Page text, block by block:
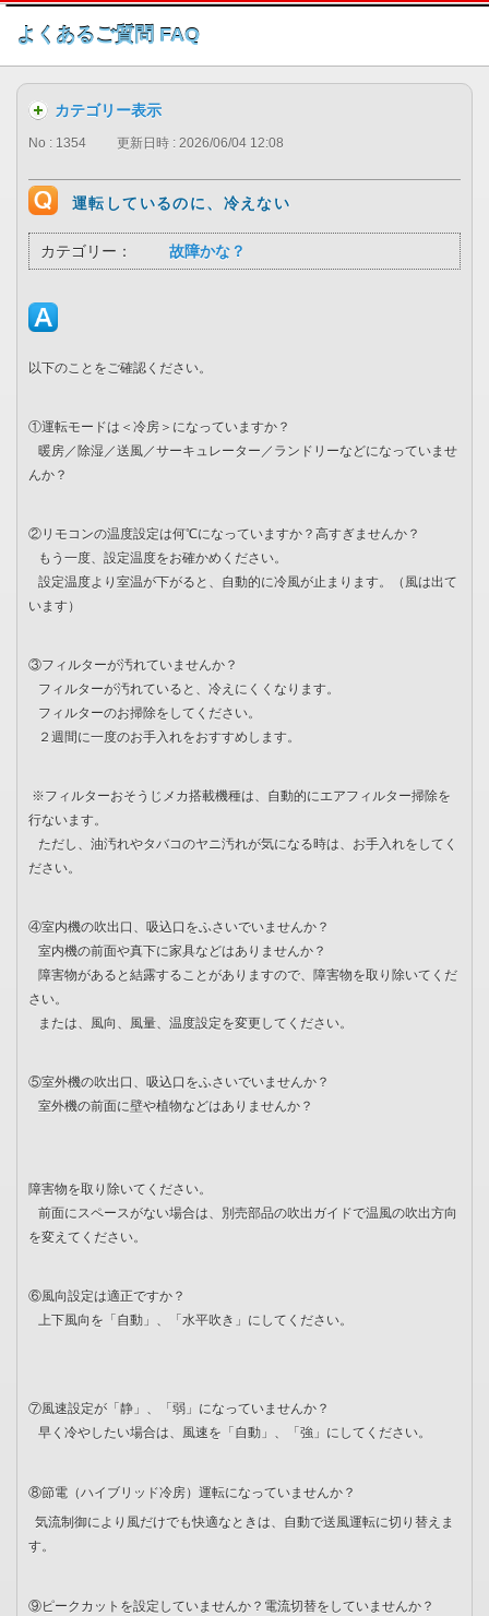
このページの本文へ
よくあるご質問 FAQ
カテゴリー表示
No : 1354 更新日時 : 2026/06/04 12:08
運転しているのに、冷えない
カテゴリー： 故障かな？
以下のことをご確認ください。
①運転モードは＜冷房＞になっていますか？
暖房／除湿／送風／サーキュレーター／ランドリーなどになっていませ
んか？
②リモコンの温度設定は何℃になっていますか？高すぎませんか？
もう一度、設定温度をお確かめください。
設定温度より室温が下がると、自動的に冷風が止まります。（風は出て
います）
③フィルターが汚れていませんか？
フィルターが汚れていると、冷えにくくなります。
フィルターのお掃除をしてください。
２週間に一度のお手入れをおすすめします。
※フィルターおそうじメカ搭載機種は、自動的にエアフィルター掃除を
行ないます。
ただし、油汚れやタバコのヤニ汚れが気になる時は、お手入れをしてく
ださい。
④室内機の吹出口、吸込口をふさいでいませんか？
室内機の前面や真下に家具などはありませんか？
障害物があると結露することがありますので、障害物を取り除いてくだ
さい。
または、風向、風量、温度設定を変更してください。
⑤室外機の吹出口、吸込口をふさいでいませんか？
室外機の前面に壁や植物などはありませんか？
障害物を取り除いてください。
前面にスペースがない場合は、別売部品の吹出ガイドで温風の吹出方向
を変えてください。
⑥風向設定は適正ですか？
上下風向を「自動」、「水平吹き」にしてください。
⑦風速設定が「静」、「弱」になっていませんか？
早く冷やしたい場合は、風速を「自動」、「強」にしてください。
⑧節電（ハイブリッド冷房）運転になっていませんか？
気流制御により風だけでも快適なときは、自動で送風運転に切り替えま
す。
⑨ピークカットを設定していませんか？電流切替をしていませんか？